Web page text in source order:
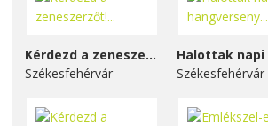
Kérdezd a zeneszerzőt!...
Székesfehérvár
Székesfehérvár